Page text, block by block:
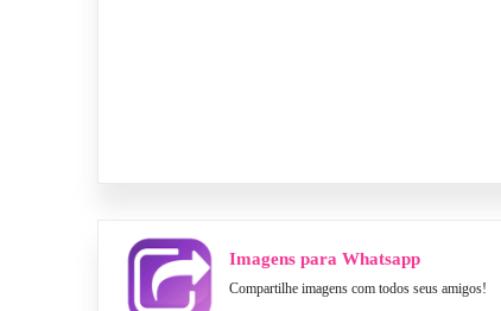
Imagens para Whatsapp
Compartilhe imagens com todos seus amigos!